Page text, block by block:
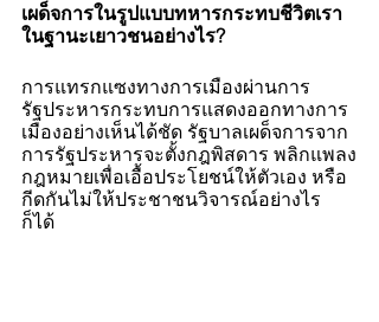
เผด็จการในรูปแบบทหารกระทบชีวิตเรา
ในฐานะเยาวชนอย่างไร?
การแทรกแซงทางการเมืองผ่านการ
รัฐประหารกระทบการแสดงออกทางการ
เมืองอย่างเห็นได้ชัด รัฐบาลเผด็จการจาก
การรัฐประหารจะตั้งกฎพิสดาร พลิกแพลง
กฎหมายเพื่อเอื้อประโยชน์ให้ตัวเอง หรือ
กีดกันไม่ให้ประชาชนวิจารณ์อย่างไร
ก็ได้